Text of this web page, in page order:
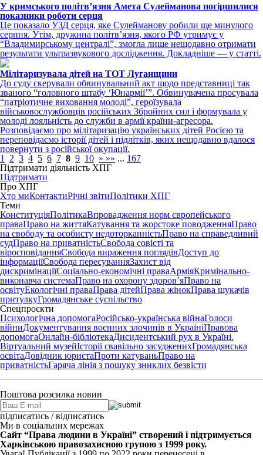
У кримського політвʼязня Амета Сулейманова погіршилися
показники роботи серця
Це показало УЗД серця, яке Сулейманову робили ще минулого
серпня. Утім, дружина політвʼязня, якого РФ утримує у
“Владимирському централі”, змогла лише нещодавно отримати
результати ультразвукового дослідження. Докладніше — у статті.
Мілітаризувала дітей на ТОТ Луганщини
До суду скерували обвинувальний акт щодо представниці так
званого “головного штабу ‘Юнармії’”. Обвинувачена просувала
“патріотичне виховання молоді”, героїзувала
військовослужбовців російських Збройних сил і формувала у
молоді лояльність до служби в армії країни-агресора.
Розповідаємо про мілітаризацію українських дітей Росією та
переповідаємо історії дітей і підлітків, яких нещодавно вдалося
повернути з російської окупації.
1
2 3 4 5 6 7 8 9 10 » »» ... 167
Підтримати діяльність ХПГ
Підтримати
Про ХПГ
Хто миКонтактиРічні звітиПолітики ХПГ
Теми
КонституціяПолітикаВпровадження норм європейського
праваПраво на життяКатування та жорстоке поводженняПраво
на свободу та особисту недоторканністьПраво на справедливий
судПраво на приватністьСвобода совісті та
віросповіданняСвобода вираження поглядівДоступ до
інформаціїСвобода пересуванняЗахист від
дискримінаціїСоціально-економічні праваАрміяКримінально-
виконавча системаПраво на охорону здоров’яПраво на
освітуЕкологічні праваПрава дітейПрава жінокПрава шукачів
притулкуГромадянське суспільство
Спецпроєкти
Психологічна допомогаРосійсько-українська війнаГолоси
війниДокументування воєнних злочинів в УкраїніПравова
допомогаОнлайн-бібліотекаДисидентський рух в Україні.
Віртуальний музейІсторії свавільно засудженихГромадянська
освітаДовідник юристаПроти катуваньПраво на
приватністьГаряча лінія з пошуку зниклих безвісти
Поштова розсилка новин
підписатись / відписатись
Ми в соціальних мережах
Сайт “Права людини в Україні” створений і підтримується
Харківською правозахисною групою з 1999 року.